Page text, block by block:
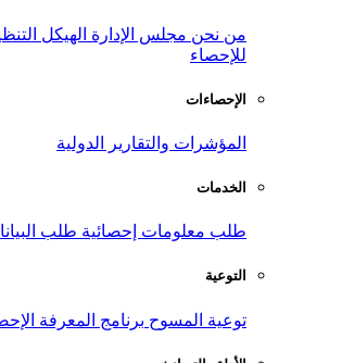
من نحن مجلس الإدارة الهيكل
للإحصاء
الإحصاءات
المؤشرات والتقارير الدولية
الخدمات
طلب معلومات إحصائية طلب
التوعية
توعية المسوح برنامج المعرفة